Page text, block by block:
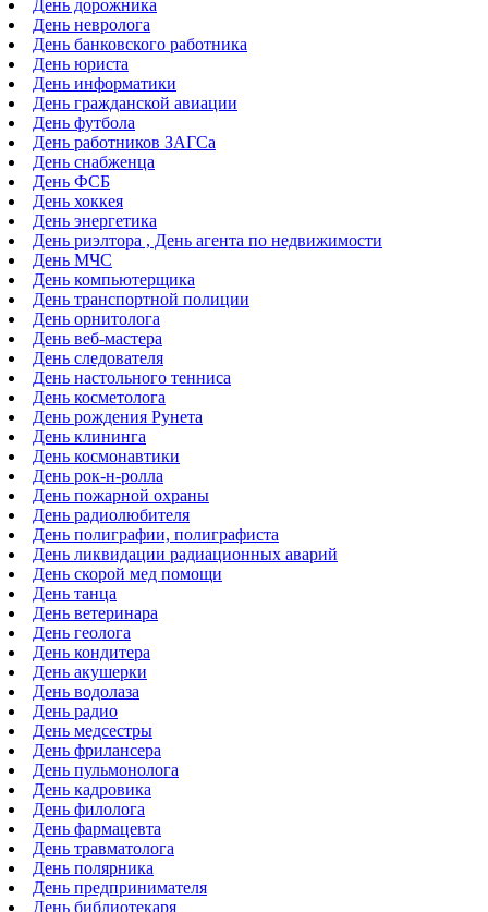
День дорожника
День невролога
День банковского работника
День юриста
День информатики
День гражданской авиации
День футбола
День работников ЗАГСа
День снабженца
День ФСБ
День хоккея
День энергетика
День риэлтора , День агента по недвижимости
День МЧС
День компьютерщика
День транспортной полиции
День орнитолога
День веб-мастера
День следователя
День настольного тенниса
День косметолога
День рождения Рунета
День клининга
День космонавтики
День рок-н-ролла
День пожарной охраны
День радиолюбителя
День полиграфии, полиграфиста
День ликвидации радиационных аварий
День скорой мед помощи
День танца
День ветеринара
День геолога
День кондитера
День акушерки
День водолаза
День радио
День медсестры
День фрилансера
День пульмонолога
День кадровика
День филолога
День фармацевта
День травматолога
День полярника
День предпринимателя
День библиотекаря